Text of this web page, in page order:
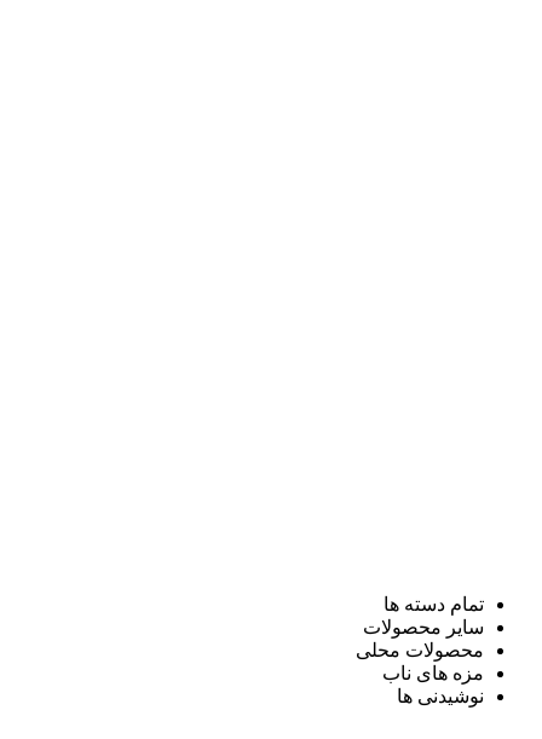
تمام دسته ها
سایر محصولات
محصولات محلی
مزه های ناب
نوشیدنی ها